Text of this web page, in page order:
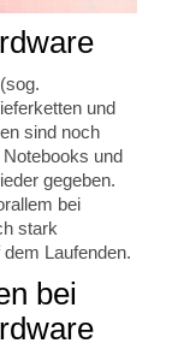
und
sind noch
und
gegeben.
bei
stark
Laufenden.
bei